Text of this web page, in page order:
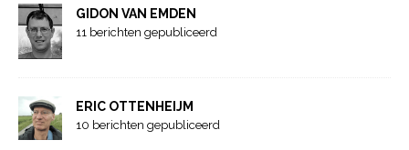
GIDON VAN EMDEN
11 berichten gepubliceerd
ERIC OTTENHEIJM
10 berichten gepubliceerd